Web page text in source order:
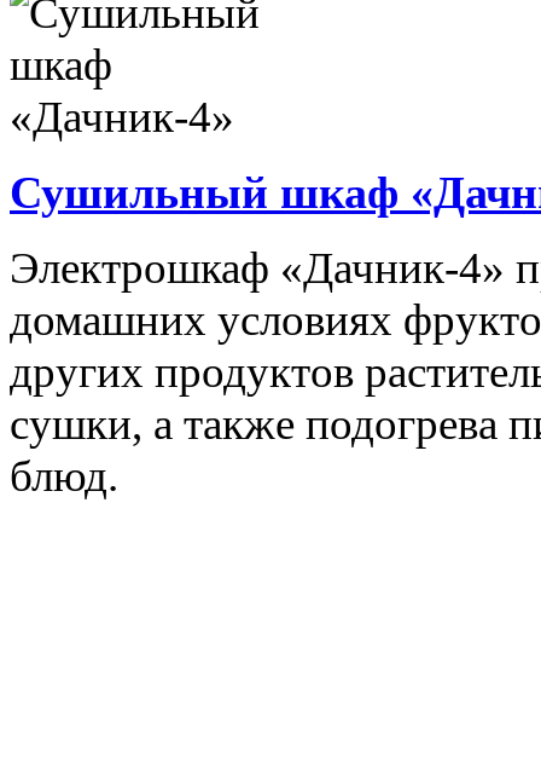
Сушильный шкаф
Электрошкаф «Дачник-4»
домашних условиях
других продуктов
сушки, а также подогрева
блюд.